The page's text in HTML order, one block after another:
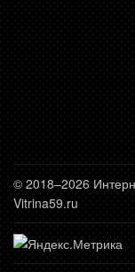
© 2018–2026
Vitrina59.ru